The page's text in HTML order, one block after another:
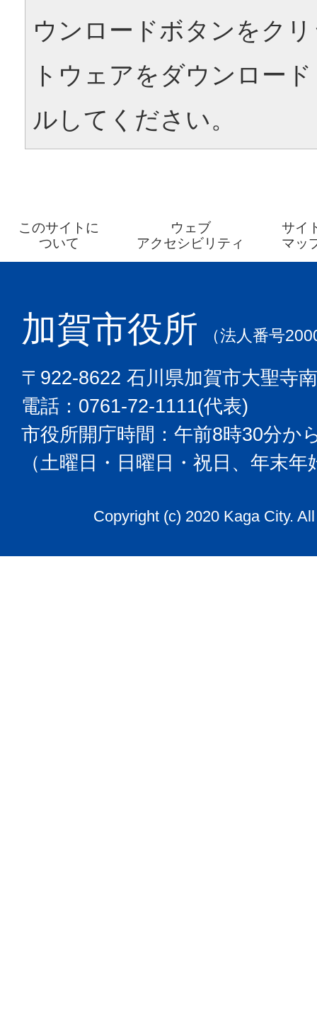
ウンロードボタンをク
トウェアをダウンロー
ルしてください。
このサイトに
ついて
ウェブ
アクセシビリティ
サイ
マッ
加賀市役所 （法人番号
〒922-8622 石川県加賀市大聖寺
電話：0761-72-1111(代表)
市役所開庁時間：午前8時30分か
（土曜日・日曜日・祝日、年末
Copyright (c) 2020 Kaga City.